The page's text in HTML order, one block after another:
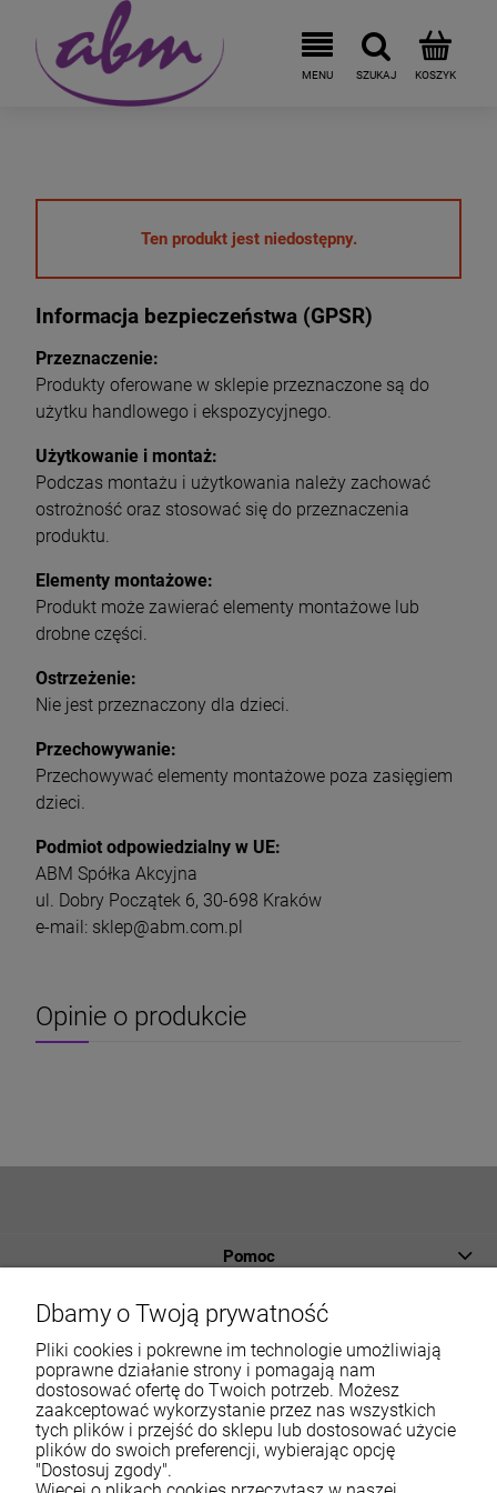
Ten produkt jest niedostępny.
Informacja bezpieczeństwa (GPSR)
Przeznaczenie:
Produkty oferowane w sklepie przeznaczone są do
użytku handlowego i ekspozycyjnego.
Użytkowanie i montaż:
Podczas montażu i użytkowania należy zachować
ostrożność oraz stosować się do przeznaczenia
produktu.
Elementy montażowe:
Produkt może zawierać elementy montażowe lub
drobne części.
Ostrzeżenie:
Nie jest przeznaczony dla dzieci.
Przechowywanie:
Przechowywać elementy montażowe poza zasięgiem
dzieci.
Podmiot odpowiedzialny w UE:
ABM Spółka Akcyjna
ul. Dobry Początek 6, 30-698 Kraków
e-mail: sklep@abm.com.pl
Opinie o produkcie
Pomoc
Płatności i dostawa
Informacje
O nas
Moje konto
Dbamy o Twoją prywatność
Pliki cookies i pokrewne im technologie umożliwiają
poprawne działanie strony i pomagają nam
dostosować ofertę do Twoich potrzeb. Możesz
zaakceptować wykorzystanie przez nas wszystkich
tych plików i przejść do sklepu lub dostosować użycie
plików do swoich preferencji, wybierając opcję
"Dostosuj zgody".